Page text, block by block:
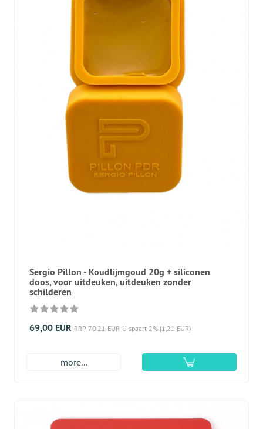
Sergio Pillon - Koudlijmgoud 20g + siliconen
doos, voor uitdeuken, uitdeuken zonder
schilderen
69,00 EUR RRP 70,21 EUR U spaart 2% (1,21 EUR)
more...